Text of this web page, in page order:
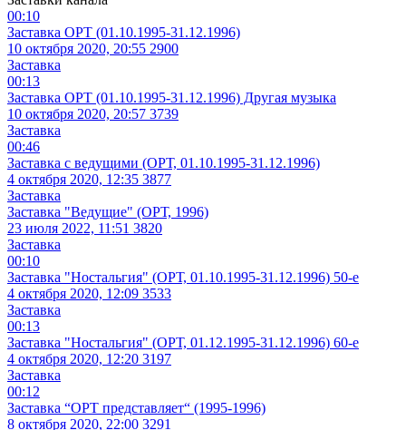
00:10
Заставка ОРТ (01.10.1995-31.12.1996)
10 октября 2020, 20:55 2900
Заставка
00:13
Заставка ОРТ (01.10.1995-31.12.1996) Другая музыка
10 октября 2020, 20:57 3739
Заставка
00:46
Заставка с ведущими (ОРТ, 01.10.1995-31.12.1996)
4 октября 2020, 12:35 3877
Заставка
Заставка "Ведущие" (ОРТ, 1996)
23 июля 2022, 11:51 3820
Заставка
00:10
Заставка "Ностальгия" (ОРТ, 01.10.1995-31.12.1996) 50-е
4 октября 2020, 12:09 3533
Заставка
00:13
Заставка "Ностальгия" (ОРТ, 01.12.1995-31.12.1996) 60-е
4 октября 2020, 12:20 3197
Заставка
00:12
Заставка “ОРТ представляет“ (1995-1996)
8 октября 2020, 22:00 3291